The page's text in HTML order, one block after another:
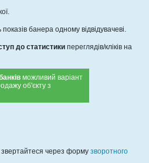
банера одному відвідувачеві.
до статистики переглядів/кліків на
можливий варіант
об'єкту з
через форму зворотного